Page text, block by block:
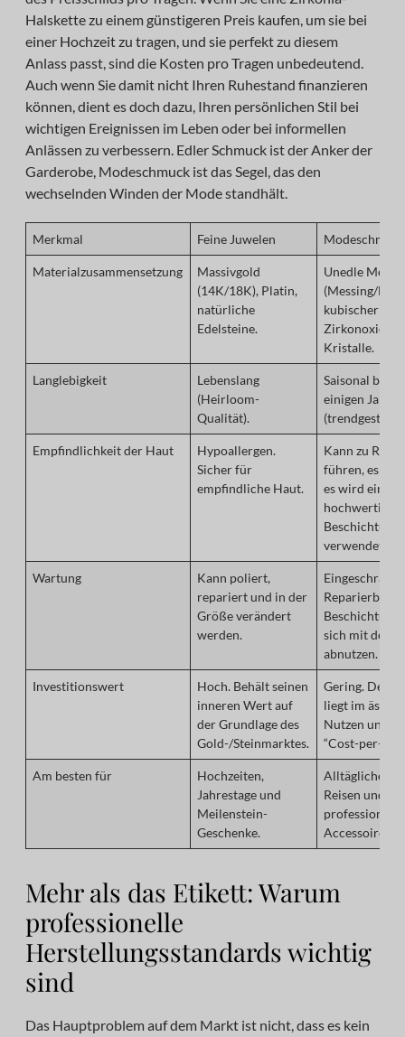
Halskette zu einem günstigeren Preis kaufen, um sie bei
einer Hochzeit zu tragen, und sie perfekt zu diesem
Anlass passt, sind die Kosten pro Tragen unbedeutend.
Auch wenn Sie damit nicht Ihren Ruhestand finanzieren
können, dient es doch dazu, Ihren persönlichen Stil bei
wichtigen Ereignissen im Leben oder bei informellen
Anlässen zu verbessern. Edler Schmuck ist der Anker der
Garderobe, Modeschmuck ist das Segel, das den
wechselnden Winden der Mode standhält.
Merkmal Feine Juwelen
Materialzusammensetzung
Massivgold
(14K/18K), Platin,
natürliche
Edelsteine.
Unedle
(Messing/
kubischer
Zirkonoxid,
Kristalle.
Langlebigkeit
Lebenslang
(Heirloom-
Qualität).
Saisonal bis zu
einigen Jahren
Empfindlichkeit der Haut
Hypoallergen.
Sicher für
empfindliche Haut.
Kann zu
führen, es sei
es wird eine
hochwertige
Beschichtung
verwendet.
Wartung
Kann poliert,
repariert und in der
Größe verändert
werden.
Beschichtung
sich mit der
abnutzen.
Investitionswert
Hoch. Behält seinen
inneren Wert auf
der Grundlage des
Gold-/Steinmarktes.
Gering. Der
liegt im
Nutzen und in
“Cost-per-
Am besten für
Hochzeiten,
Jahrestage und
Meilenstein-
Geschenke.
Alltägliches
Reisen und
Accessoire.
Mehr als das Etikett: Warum
professionelle
Herstellungsstandards wichtig
sind
Das Hauptproblem auf dem Markt ist nicht, dass es kein